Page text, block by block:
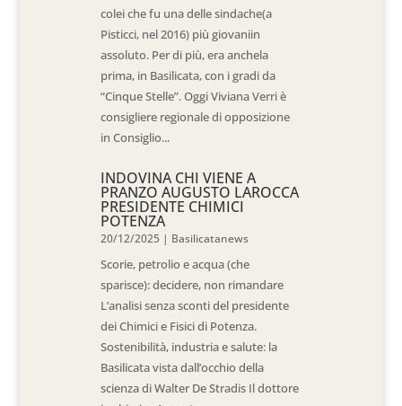
colei che fu una delle sindache(a
Pisticci, nel 2016) più giovaniin
assoluto. Per di più, era anchela
prima, in Basilicata, con i gradi da
“Cinque Stelle”. Oggi Viviana Verri è
consigliere regionale di opposizione
in Consiglio...
INDOVINA CHI VIENE A
PRANZO AUGUSTO LAROCCA
PRESIDENTE CHIMICI
POTENZA
20/12/2025 | Basilicatanews
Scorie, petrolio e acqua (che
sparisce): decidere, non rimandare
L’analisi senza sconti del presidente
dei Chimici e Fisici di Potenza.
Sostenibilità, industria e salute: la
Basilicata vista dall’occhio della
scienza di Walter De Stradis Il dottore